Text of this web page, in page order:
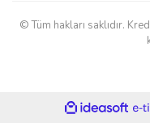
© Tüm hakları saklıdır.